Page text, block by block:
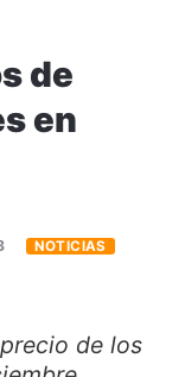
de
en
NOTICIAS
de los